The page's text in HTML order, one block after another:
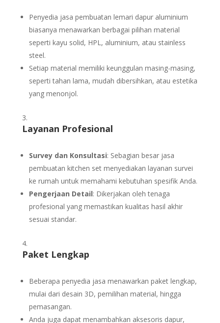
Penyedia jasa pembuatan lemari dapur aluminium
biasanya menawarkan berbagai pilihan material
seperti kayu solid, HPL, aluminium, atau stainless
steel.
Setiap material memiliki keunggulan masing-masing,
seperti tahan lama, mudah dibersihkan, atau estetika
yang menonjol.
Layanan Profesional
Survey dan Konsultasi: Sebagian besar jasa
pembuatan kitchen set menyediakan layanan survei
ke rumah untuk memahami kebutuhan spesifik Anda.
Pengerjaan Detail: Dikerjakan oleh tenaga
profesional yang memastikan kualitas hasil akhir
sesuai standar.
Paket Lengkap
Beberapa penyedia jasa menawarkan paket lengkap,
mulai dari desain 3D, pemilihan material, hingga
pemasangan.
Anda juga dapat menambahkan aksesoris dapur,